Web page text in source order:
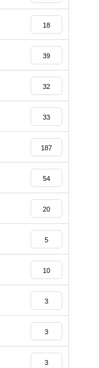
18
39
32
33
187
54
20
5
10
3
3
3